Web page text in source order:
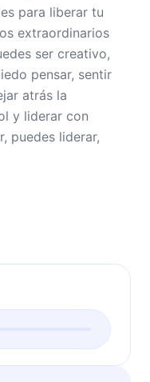
para liberar tu
extraordinarios
ser creativo,
pensar, sentir
atrás la
y liderar con
puedes liderar,